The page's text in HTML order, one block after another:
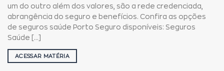
um do outro além dos valores, são a rede credenciada,
abrangência do seguro e benefícios. Confira as opções
de seguros saúde Porto Seguro disponíveis: Seguros
Saúde [...]
ACESSAR MATÉRIA